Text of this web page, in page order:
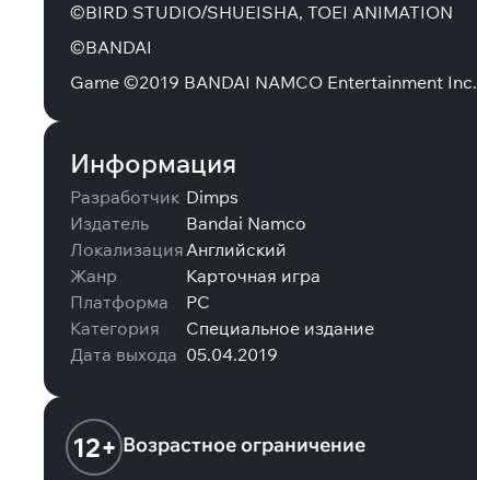
©BIRD STUDIO/SHUEISHA, TOEI ANIMATION
©BANDAI
Game ©2019 BANDAI NAMCO Entertainment Inc.
Информация
Разработчик Dimps
Издатель
Bandai Namco
ЛокализацияАнглийский
Жанр
Карточная игра
Платформа
PC
Категория
Специальное издание
Дата выхода 05.04.2019
12+ Возрастное ограничение